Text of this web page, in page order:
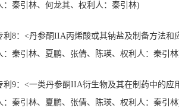
：秦引林、何龙其、 权利人 ：秦引林)
利 8： <丹参酮IIA丙烯酸或其钠盐及制备方法和
：秦引林、夏鹏、张倩、陈瑛、 权利人 ：秦引林
利 9： <一类丹参酮IIA衍生物及其在制药中的应
：秦引林、夏鹏、张倩、陈瑛、 权利人 ：秦引林